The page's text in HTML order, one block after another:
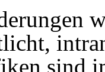
sind